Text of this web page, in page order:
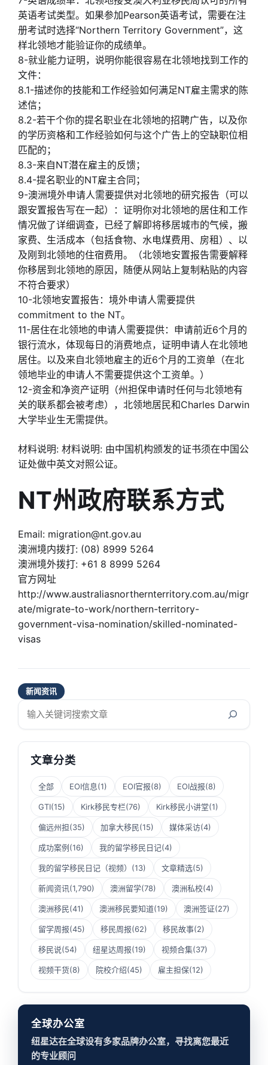
英语考试类型。如果参加Pearson英语考试，需要在注
册考试时选择“Northern Territory Government”，这
样北领地才能验证你的成绩单。
8-就业能力证明，说明你能很容易在北领地找到工作的
文件：
8.1-描述你的技能和工作经验如何满足NT雇主需求的陈
述信；
8.2-若干个你的提名职业在北领地的招聘广告，以及你
的学历资格和工作经验如何与这个广告上的空缺职位相
匹配的；
8.3-来自NT潜在雇主的反馈；
8.4-提名职业的NT雇主合同；
9-澳洲境外申请人需要提供对北领地的研究报告（可以
跟安置报告写在一起）：证明你对北领地的居住和工作
情况做了详细调查，已经了解即将移居城市的气候，搬
家费、生活成本（包括食物、水电煤费用、房租）、以
及刚到北领地的住宿费用。（北领地安置报告需要解释
你移居到北领地的原因，随便从网站上复制粘贴的内容
不符合要求）
10-北领地安置报告：境外申请人需要提供
commitment to the NT。
11-居住在北领地的申请人需要提供：申请前近6个月的
银行流水，体现每日的消费地点，证明申请人在北领地
居住。以及来自北领地雇主的近6个月的工资单（在北
领地毕业的申请人不需要提供这个工资单。）
12-资金和净资产证明（州担保申请时任何与北领地有
关的联系都会被考虑），北领地居民和Charles Darwin
大学毕业生无需提供。
材料说明: 材料说明: 由中国机构颁发的证书须在中国公
证处做中英文对照公证。
NT州政府联系方式
Email: migration@nt.gov.au
澳洲境内拨打: (08) 8999 5264
澳洲境外拨打: +61 8 8999 5264
官方网址
http://www.australiasnorthernterritory.com.au/migr
ate/migrate-to-work/northern-territory-
government-visa-nomination/skilled-nominated-
visas
新闻资讯
搜
文章分类
全部 EOI信息(1) EOI官报(8) EOI战报(8)
GTI(15) Kirk移民专栏(76) Kirk移民小讲堂(1)
偏远州担(35) 加拿大移民(15) 媒体采访(4)
成功案例(16) 我的留学移民日记(4)
我的留学移民日记（视频） (13) 文章精选(5)
新闻资讯(1,790) 澳洲留学(78) 澳洲私校(4)
澳洲移民(41) 澳洲移民要知道(19) 澳洲签证(27)
留学周报(45) 移民周报(62) 移民故事(2)
移民说(54) 纽星达周报(19) 视频合集(37)
视频干货(8) 院校介绍(45) 雇主担保(12)
全球办公室
纽星达在全球设有多家品牌办公室，寻找离您最近
的专业顾问